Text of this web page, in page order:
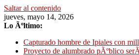
Saltar al contenido
jueves, mayo 14, 2026
Lo Ãºltimo:
Capturado hombre de Ipiales con
Proyecto de alumbrado pÃºblico